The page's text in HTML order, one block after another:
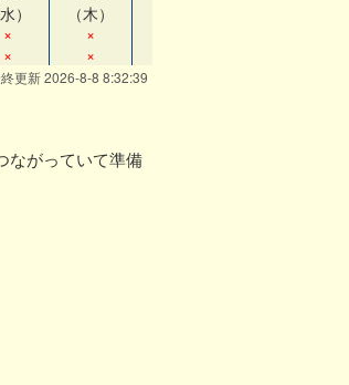
ながっていて準備
） （木）
× ×
× ×
更新 2026-8-8 8:32:39